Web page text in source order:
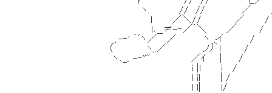
ヽ. // // ／
l ／＼// ／ /
l､__≠-‐／｀＼ ／ /
_,.-‐' ´ﾞヽ／ ／ ヽ_,イ /
〈 ヽ,.／ ノﾉ｀l /
ヽ､_,. -‐''" ／ｲ | /
i |l i /
l il | /
l l| l/